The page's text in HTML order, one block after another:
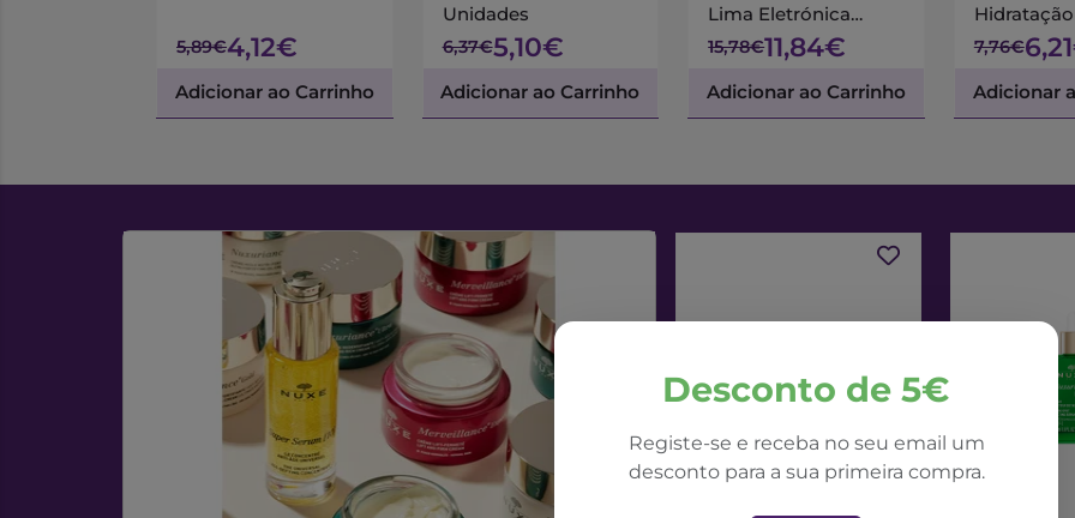
Desconto de 5€
Registe-se e receba no seu email um
desconto para a sua primeira compra.
5,89€4,12€
Adicionar ao Carrinho
Unidades
6,37€5,10€
Adicionar ao Carrinho
Lima Eletrónica
Esfoliante
15,78€11,84€
Adicionar ao Carrinho
7,76€
Adicionar